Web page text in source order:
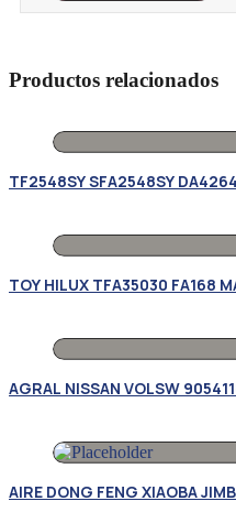
Productos relacionados
TF2548SY SFA2548SY
TOY HILUX TFA35030 FA168
AGRAL NISSAN VOLSW
AIRE DONG FENG XIAOBA